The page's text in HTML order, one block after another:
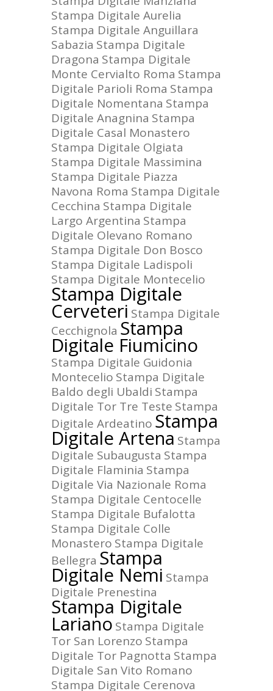
Stampa Digitale Aurelia
Stampa Digitale Anguillara
Sabazia Stampa Digitale
Dragona Stampa Digitale
Monte Cervialto Roma Stampa
Digitale Parioli Roma Stampa
Digitale Nomentana Stampa
Digitale Anagnina Stampa
Digitale Casal Monastero
Stampa Digitale Olgiata
Stampa Digitale Massimina
Stampa Digitale Piazza
Navona Roma Stampa Digitale
Cecchina Stampa Digitale
Largo Argentina Stampa
Digitale Olevano Romano
Stampa Digitale Don Bosco
Stampa Digitale Ladispoli
Stampa Digitale Montecelio
Stampa Digitale
Cerveteri Stampa Digitale
Cecchignola Stampa
Digitale Fiumicino
Stampa Digitale Guidonia
Montecelio Stampa Digitale
Baldo degli Ubaldi Stampa
Digitale Tor Tre Teste Stampa
Digitale Ardeatino Stampa
Digitale Artena Stampa
Digitale Subaugusta Stampa
Digitale Flaminia Stampa
Digitale Via Nazionale Roma
Stampa Digitale Centocelle
Stampa Digitale Bufalotta
Stampa Digitale Colle
Monastero Stampa Digitale
Bellegra Stampa
Digitale Nemi Stampa
Digitale Prenestina
Stampa Digitale
Lariano Stampa Digitale
Tor San Lorenzo Stampa
Digitale Tor Pagnotta Stampa
Digitale San Vito Romano
Stampa Digitale Cerenova